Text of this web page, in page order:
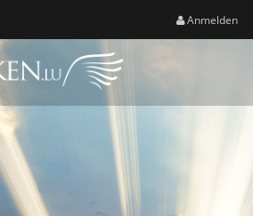
Anmelden